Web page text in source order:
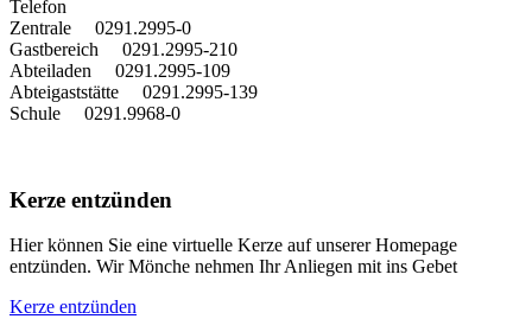
Telefon
Zentrale 0291.2995-0
Gastbereich 0291.2995-210
Abteiladen 0291.2995-109
Abteigaststätte 0291.2995-139
Schule 0291.9968-0
Kerze entzünden
Hier können Sie eine virtuelle Kerze auf unserer Homepage
entzünden. Wir Mönche nehmen Ihr Anliegen mit ins Gebet
Kerze entzünden